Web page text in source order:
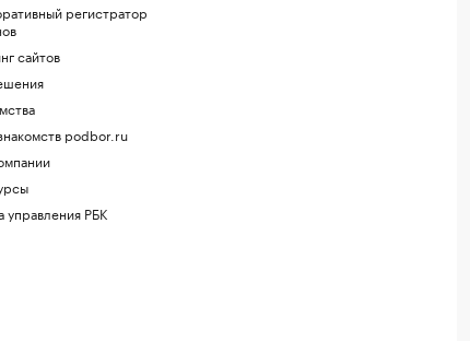
регистратор
сайтов
podbor.ru
управления РБК